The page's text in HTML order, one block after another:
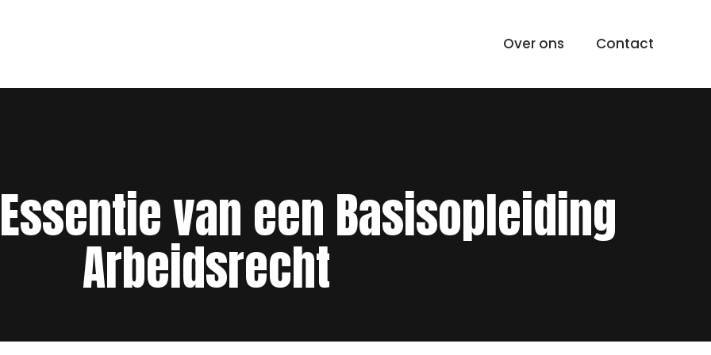
Over ons Contact
van een Basisopleiding
Arbeidsrecht